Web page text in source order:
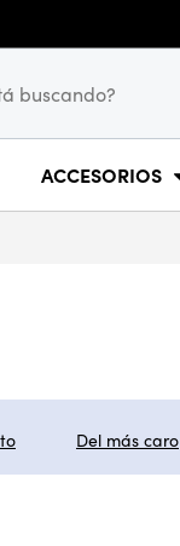
ACCESORIOS
Del más caro